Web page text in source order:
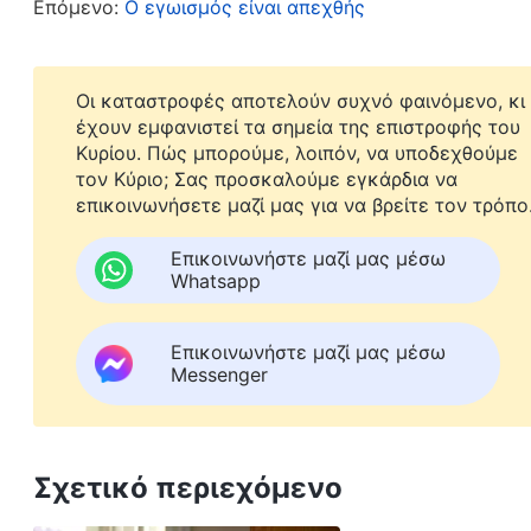
κατάρρευσης. Σκέφτηκα: «Δεν συμμετείχα
απίστευτα απασχολημένος κάθε μέρα με τις
δυνατόν να λες ότι δεν επωμίζομαι κάποιο
χωρίς κανένα πρόβλημα;» Για λίγο καιρό,
εξακολουθούσα να πιστεύω ότι όλα όσα
τους. Προσευχόμουν στον Θεό και
αυτοκριτική και να γνωρίσω τον εαυτό μου.
Αργότερα, είδα ένα απόσπασμα από τα λόγια
Θεός
λέει: «
Η συνείδηση και η λογική θα
φύσης του καθενός. Αυτά τα δύο είναι τα
άνθρωπος που δεν έχει συνείδηση ούτε τη
γενικές γραμμές, δεν έχει ανθρώπινη φύση
μπω σε περισσότερες λεπτομέρειες, τι
Επόμενο: Ο εγωισμός είναι απεχθής
Οι καταστροφές αποτελούν συχνό φαινόμενο, κι
έχουν εμφανιστεί τα σημεία της επιστροφής του
Κυρίου. Πώς μπορούμε, λοιπόν, να υποδεχθούμε
τον Κύριο; Σας προσκαλούμε εγκάρδια να
επικοινωνήσετε μαζί μας για να βρείτε τον τρόπο.
Επικοινωνήστε μαζί μας μέσω
Whatsapp
Επικοινωνήστε μαζί μας μέσω
Messenger
Σχετικό περιεχόμενο